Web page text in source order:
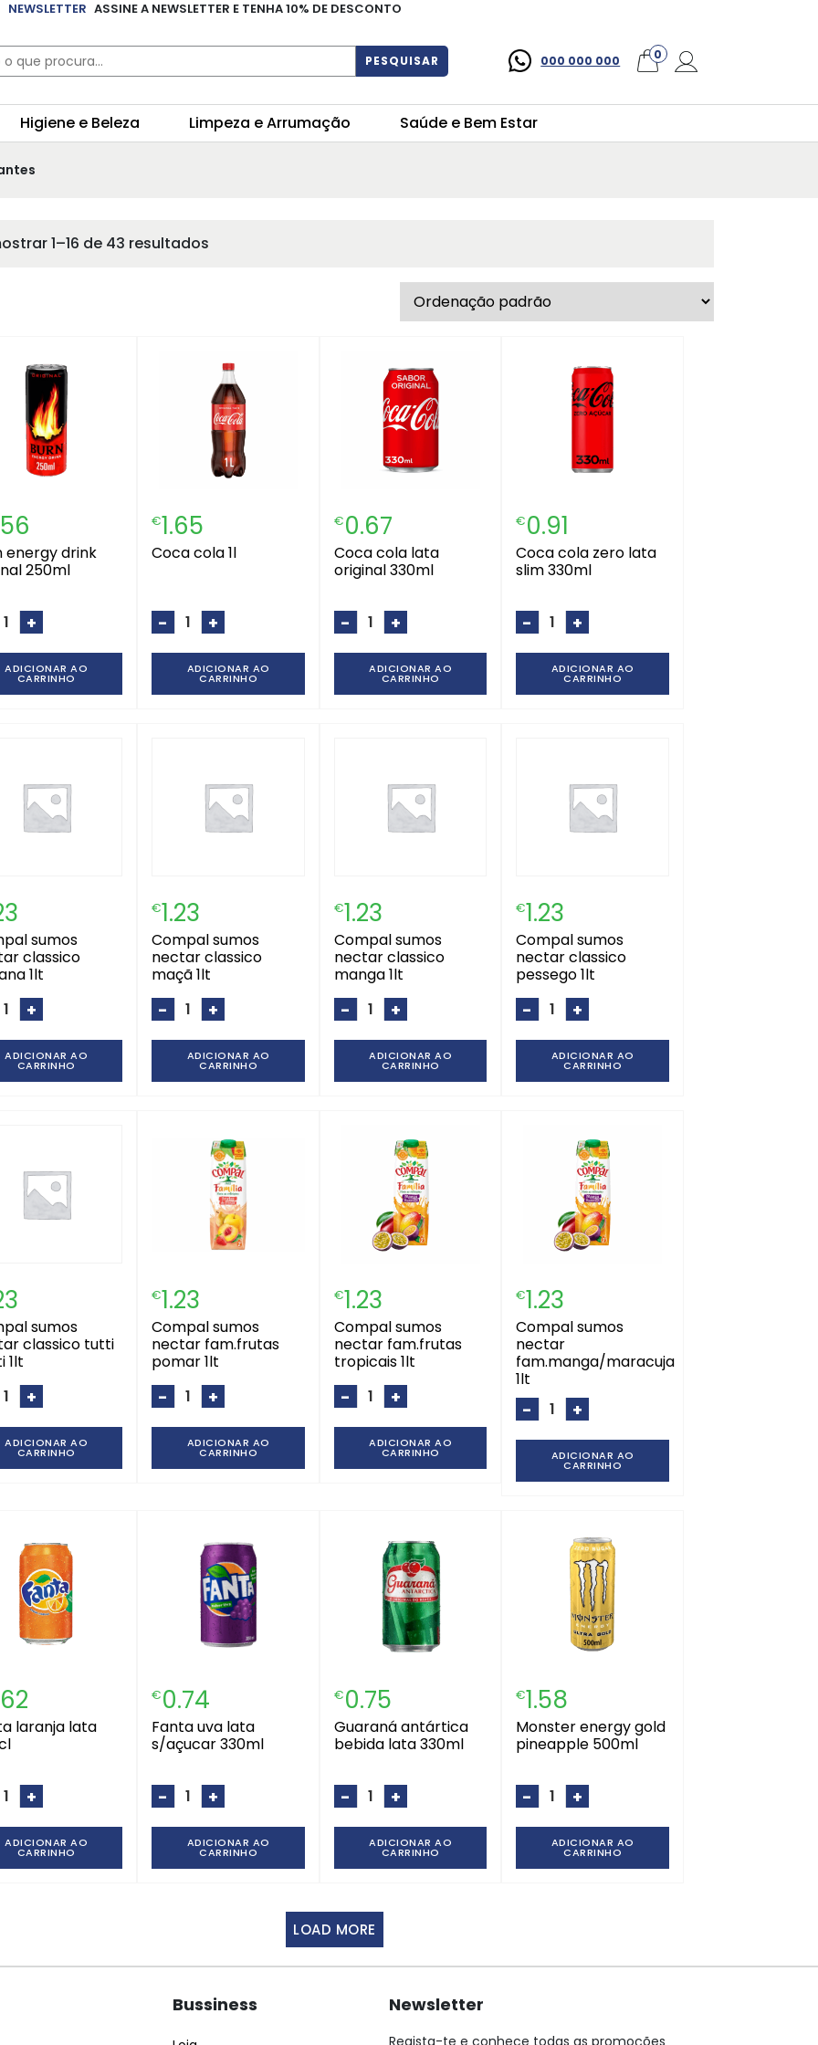
NEWSLETTER ASSINE A NEWSLETTER E TENHA 10% DE DESCONTO
PESQUISAR 000 000 000 0
Higiene e Beleza Limpeza e Arrumação Saúde e Bem Estar
1–16 de 43 resultados
250ml
+
ADICIONAR AO
CARRINHO
€1.65
coca cola 1l
- +
ADICIONAR AO
CARRINHO
€0.67
coca cola lata
original 330ml
- +
ADICIONAR AO
CARRINHO
€0.91
coca cola zero lata
slim 330ml
- +
ADICIONAR AO
CARRINHO
classico
1lt
+
ADICIONAR AO
CARRINHO
€1.23
compal sumos
nectar classico
maçã 1lt
- +
ADICIONAR AO
CARRINHO
€1.23
compal sumos
nectar classico
manga 1lt
- +
ADICIONAR AO
CARRINHO
€1.23
compal sumos
nectar classico
pessego 1lt
- +
ADICIONAR AO
CARRINHO
classico tutti
1lt
+
ADICIONAR AO
CARRINHO
€1.23
compal sumos
nectar fam.frutas
pomar 1lt
- +
ADICIONAR AO
CARRINHO
€1.23
compal sumos
nectar fam.frutas
tropicais 1lt
- +
ADICIONAR AO
CARRINHO
€1.23
compal sumos
nectar
fam.manga/maracuja
1lt
- +
ADICIONAR AO
CARRINHO
+
ADICIONAR AO
CARRINHO
€0.74
fanta uva lata
s/açucar 330ml
- +
ADICIONAR AO
CARRINHO
€0.75
guaraná antártica
bebida lata 330ml
- +
ADICIONAR AO
CARRINHO
€1.58
monster energy gold
pineapple 500ml
- +
ADICIONAR AO
CARRINHO
LOAD MORE
Bussiness Newsletter